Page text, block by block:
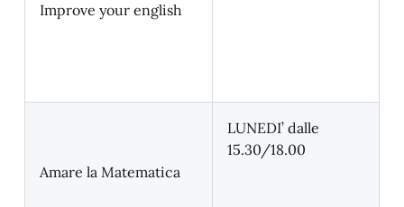
Improve your english
Amare la Matematica
LUNEDI’ dalle
15.30/18.00